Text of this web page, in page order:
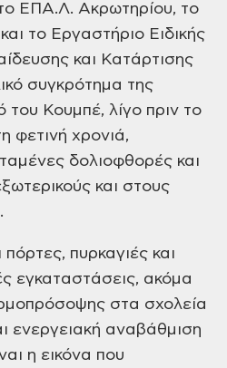
ΕΠΑ.Λ. Ακρωτηρίου, το
το Εργαστήριο Ειδικής
και Κατάρτισης
συγκρότημα της
του Κουμπέ, λίγο πριν το
φετινή χρονιά,
δολιοφθορές και
και στους
πόρτες, πυρκαγιές και
εγκαταστάσεις, ακόμα
στα σχολεία
ενεργειακή αναβάθμιση
η εικόνα που